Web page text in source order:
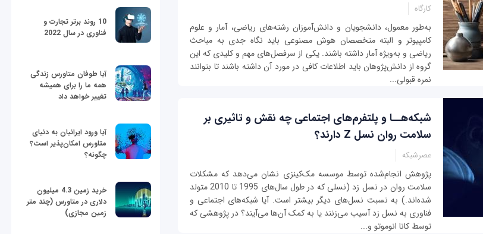
کارگاه
به‌طور معمول، دانشجویان و دانش‌آموزان رشته‌های ریاضی، آمار و علوم
کامپیوتر و البته متخصصان هوش مصنوعی باید نگاه جدی به مباحث
ریاضی و به‌ویژه آمار داشته باشند. یکی از سرفصل‌های مهم و کلیدی که این
گروه از دانش‌پژوهان باید اطلاعات کافی در مورد آن داشته باشند تا بتوانند
نمره قبولی...
شبکه‌هــا و پلتفرم‌های اجتماعی چه نقش و تاثیری بر
سلامت روان نسل Z دارند؟
عصرشبکه
پژوهش انجام‌شده توسط موسسه مک‌کینزی نشان می‌دهد که مشکلات
سلامت روان در نسل زد (نسلی که در طول سال‌های 1995 تا 2010 متولد
شده‌اند.) به نسبت نسل‌های دیگر بیشتر است. آیا شبکه‌‌های اجتماعی و
فناوری به نسل زد آسیب می‌‌زنند یا به کمک آن‌ها می‌آیند؟ در پژوهشی که
توسط کانا انوموتو و...
10 روند برتر تجارت و
فناوری در سال 2022
آیا طوفان متاورس زندگی
همه ما را برای همیشه
تغییر خواهد داد
آیا ورود ایرانیان به دنیای
متاورس امکان‌پذیر است؟
چگونه؟
خرید زمین 4.3 میلیون
دلاری در متاورس (چند متر
زمین مجازی)